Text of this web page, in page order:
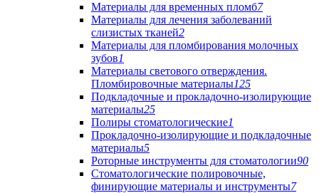
Материалы для временных пломб7
Материалы для лечения заболеваний
слизистых тканей2
Материалы для пломбирования молочных
зубов1
Материалы светового отверждения.
Пломбировочные материалы125
Подкладочные и прокладочно-изолирующие
материалы25
Полиры стоматологические1
Прокладочно-изолирующие и подкладочные
материалы5
Роторные инструменты для стоматологии90
Стоматологические полировочные,
финирующие материалы и инструменты7